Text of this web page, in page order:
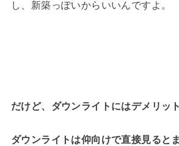
し、新築っぽいからいいんですよ。
だけど、ダウンライトにはデメリッ
ダウンライトは仰向けで直接見ると